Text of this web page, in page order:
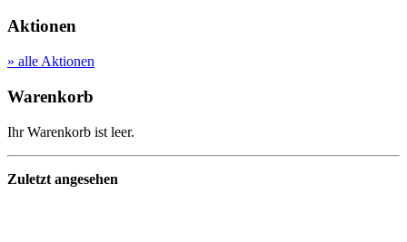
Aktionen
» alle Aktionen
Warenkorb
Ihr Warenkorb ist leer.
Zuletzt angesehen